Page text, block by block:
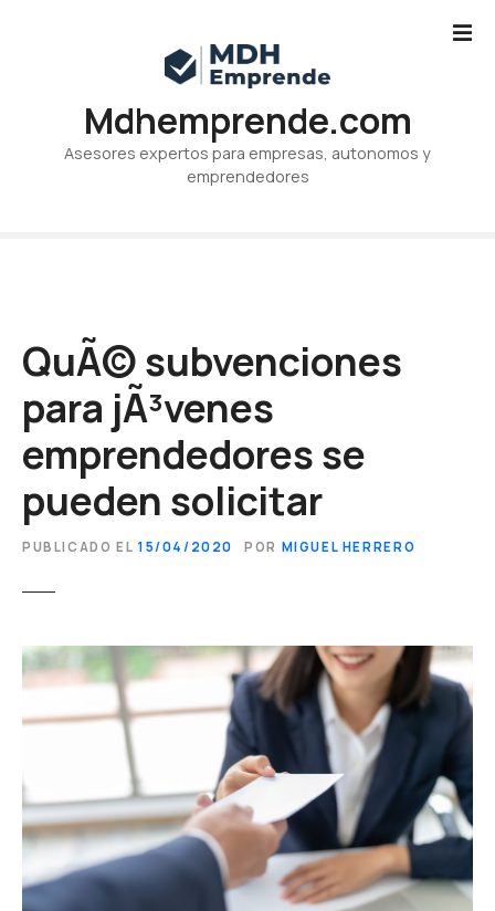
Mdhemprende.com
Asesores expertos para empresas, autonomos y
emprendedores
QuÃ© subvenciones
para jÃ³venes
emprendedores se
pueden solicitar
PUBLICADO EL 15/04/2020 POR MIGUEL HERRERO